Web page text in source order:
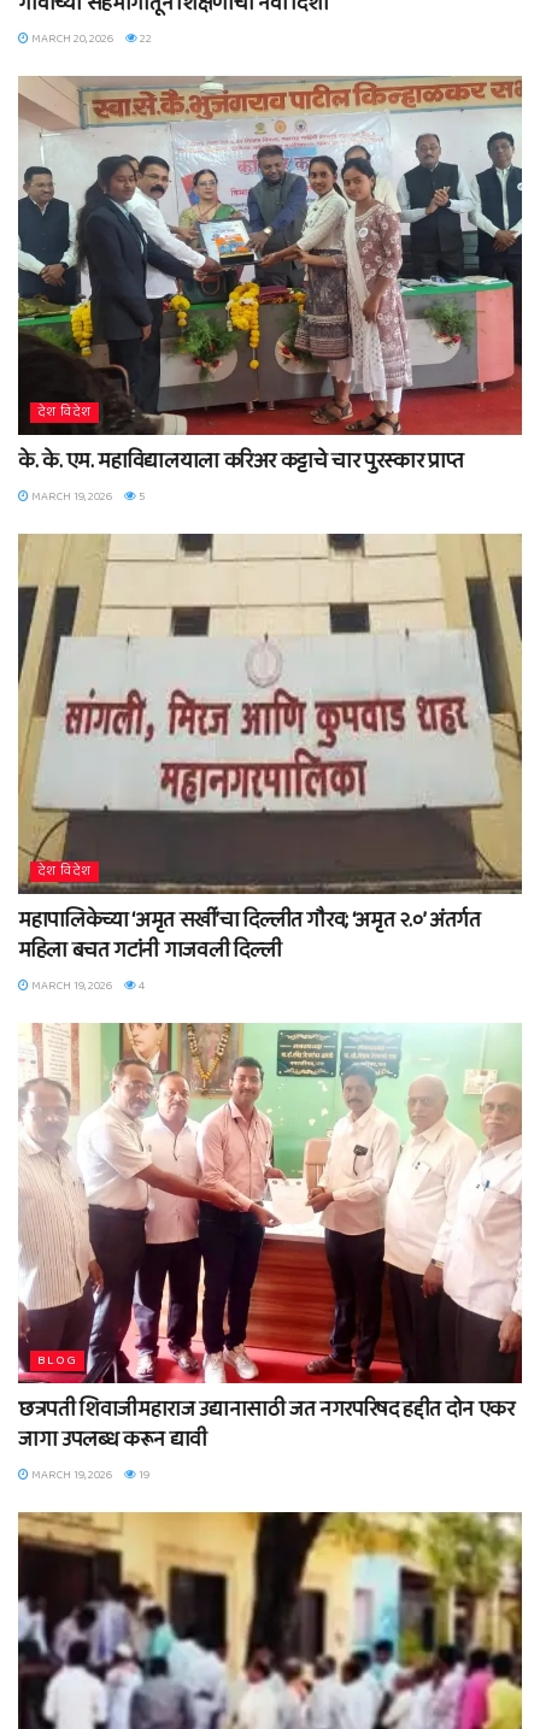
MARCH 20, 2026 22
देश विदेश
के. के. एम. महाविद्यालयाला करिअर कट्टाचे चार पुरस्कार प्राप्त
MARCH 19, 2026 5
देश विदेश
महापालिकेच्या ‘अमृत सखीं’चा दिल्लीत गौरव; ‘अमृत २.०’ अंतर्गत
महिला बचत गटांनी गाजवली दिल्ली
MARCH 19, 2026 4
BLOG
छत्रपती शिवाजीमहाराज उद्यानासाठी जत नगरपरिषद हद्दीत दोन एकर
जागा उपलब्ध करून द्यावी
MARCH 19, 2026 19